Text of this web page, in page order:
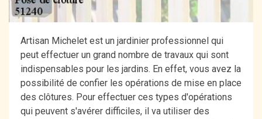
Artisan Michelet est un jardinier professionnel qui
peut effectuer un grand nombre de travaux qui sont
indispensables pour les jardins. En effet, vous avez la
possibilité de confier les opérations de mise en place
des clôtures. Pour effectuer ces types d'opérations
qui peuvent s'avérer difficiles, il va utiliser des